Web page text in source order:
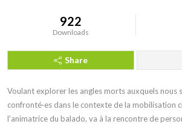
922
Downloads
Share
Voulant explorer les angles morts auxquels nous
confronté·es dans le contexte de la mobilisation
l’animatrice du balado, va à la rencontre de